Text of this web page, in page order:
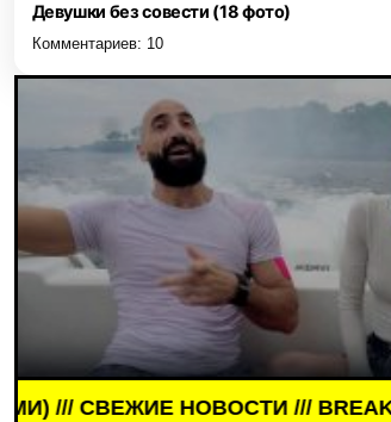
Девушки без совести (18 фото)
Комментариев: 10
/// BREAKING NEWS ///